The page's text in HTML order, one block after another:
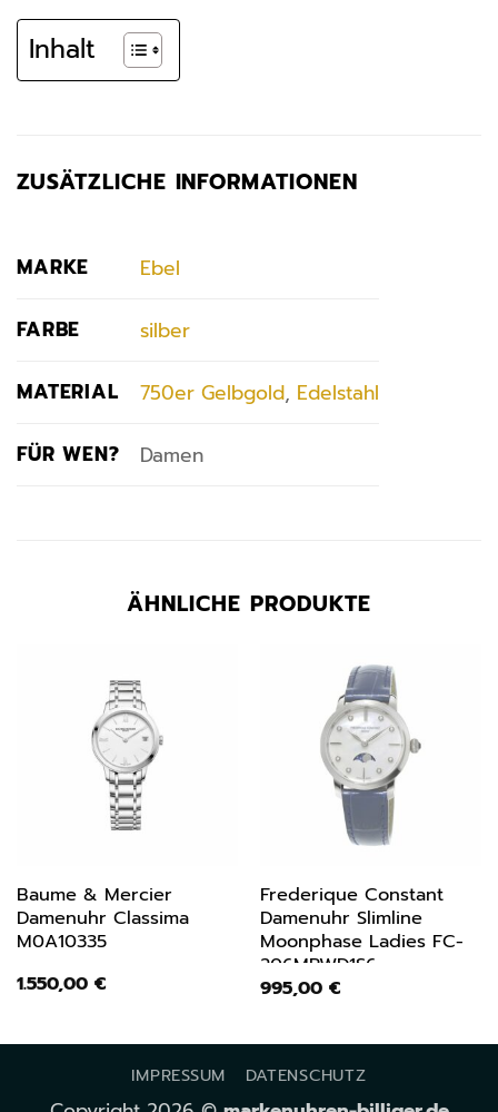
Inhalt
ZUSÄTZLICHE INFORMATIONEN
MARKE Ebel
FARBE silber
MATERIAL 750er Gelbgold, Edelstahl
FÜR WEN? Damen
ÄHNLICHE PRODUKTE
Baume & Mercier
Damenuhr Classima
M0A10335
1.550,00 €
Frederique Constant
Damenuhr Slimline
Moonphase Ladies FC-
206MPWD1S6
995,00 €
IMPRESSUM DATENSCHUTZ